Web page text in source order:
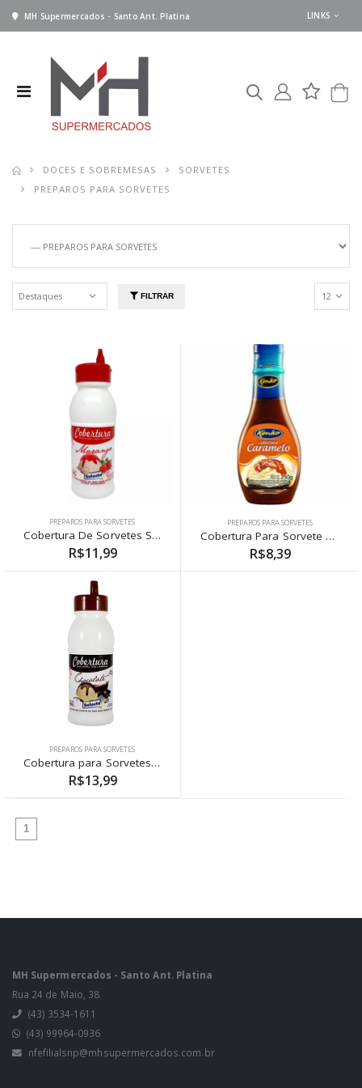
MH Supermercados - Santo Ant. Platina LINKS
DOCES E SOBREMESAS
SORVETES
PREPAROS PARA SORVETES
FILTRAR
PREPAROS PARA SORVETES
Cobertura De Sorvetes Selecta Morango 400g
R$11,99
PREPAROS PARA SORVETES
Cobertura Para Sorvete Caramelo Kenko 250g
R$8,39
PREPAROS PARA SORVETES
Cobertura para Sorvetes de chocolate Selecta 300g
R$13,99
1(atual)
MH Supermercados - Santo Ant. Platina
Rua 24 de Maio, 38
(43) 3534-1611
(43) 99964-0936
nfefilialsnp@mhsupermercados.com.br